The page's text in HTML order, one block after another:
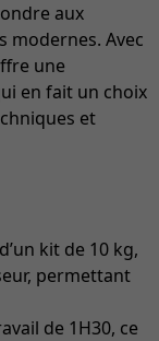
aux
modernes. Avec
une
en fait un choix
et
kit de 10 kg,
permettant
de 1H30, ce